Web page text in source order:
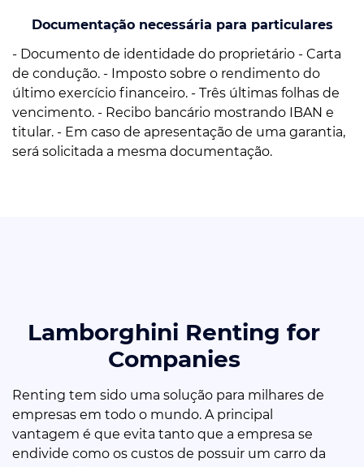
Documentação necessária para particulares
- Documento de identidade do proprietário - Carta
de condução. - Imposto sobre o rendimento do
último exercício financeiro. - Três últimas folhas de
vencimento. - Recibo bancário mostrando IBAN e
titular. - Em caso de apresentação de uma garantia,
será solicitada a mesma documentação.
Lamborghini Renting for
Companies
Renting tem sido uma solução para milhares de
empresas em todo o mundo. A principal
vantagem é que evita tanto que a empresa se
endivide como os custos de possuir um carro da